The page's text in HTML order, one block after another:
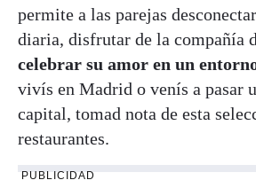
permite a las parejas
diaria, disfrutar de la compañía
celebrar su amor en un
vivís en Madrid o venís a pasar
capital, tomad nota de esta
restaurantes.
PUBLICIDAD